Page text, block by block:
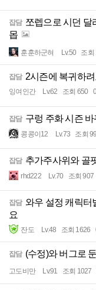
잡담 쪼렙으로 시던 달
몹
훈훈하군혀 Lv.50 조회
잡담 2시즌에 복귀하려
잉여인간 Lv.62 조회 650
잡담 구렁 주화 시즌
콩콩이12 Lv.73 조회
잡담 추가주사위와 골
rhd222 Lv.70 조회 907
잡담 와우 설정 캐릭터
요
잔도 Lv.48 조회 1626
잡담 (수정)와 버그로
고도비만 Lv.91 조회 1027